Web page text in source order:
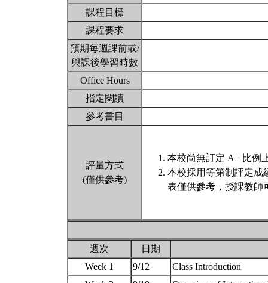
課程目標
課程要求
預期每週課前或/
與課後學習時數
Office Hours
指定閱讀
參考書目
評量方式
(僅供參考)
本校尚無訂定 A+ 比例
本校採用等第制評定成
表僅供參考，授課教師
週次
日期
Week 1
9/12
Class Introduction